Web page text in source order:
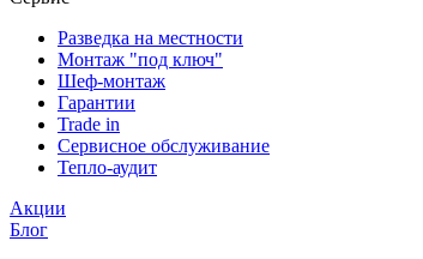
Разведка на местности
Монтаж "под ключ"
Шеф-монтаж
Гарантии
Trade in
Сервисное обслуживание
Тепло-аудит
Акции
Блог